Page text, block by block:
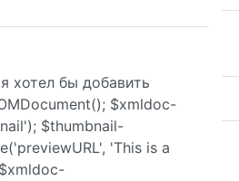
хотел бы добавить
$xmldoc-
$thumbnail-
'This is a